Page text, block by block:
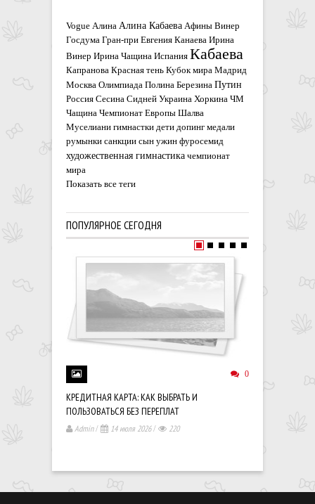
Vogue Алина Алина Кабаева Афины Винер
Госдума Гран-при Евгения Канаева Ирина
Винер Ирина Чащина Испания Кабаева
Капранова Красная тень Кубок мира Мадрид
Москва Олимпиада Полина Березина Путин
Россия Сесина Сидней Украина Хоркина ЧМ
Чащина Чемпионат Европы Шалва
Муселиани гимнастки дети допинг медали
румынки санкции сын ужин фуросемид
художественная гимнастика чемпионат
мира
Показать все теги
ПОПУЛЯРНОЕ СЕГОДНЯ
0
КРЕДИТНАЯ КАРТА: КАК ВЫБРАТЬ И
ПОЛЬЗОВАТЬСЯ БЕЗ ПЕРЕПЛАТ
Admin/ 14 июля 2026/ 220